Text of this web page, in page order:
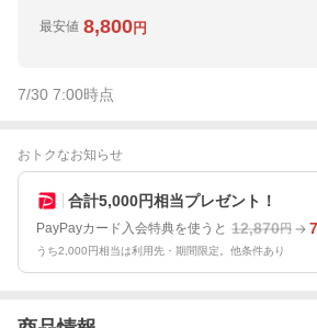
最安値 8,800円
7/30 7:00時点
おトクなお知らせ
合計5,000円相当プレゼント！
PayPayカード入会特典を使うと 12,870円
うち2,000円相当は利用先・期間限定。他条件あり